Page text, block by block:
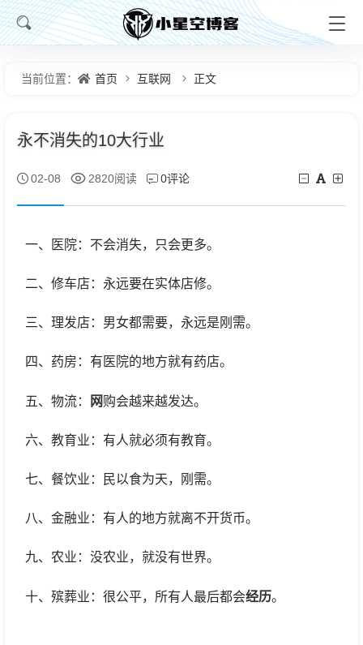
当前位置： 首页 互联网 正文
永不消失的10大行业
02-08 2820阅读 0评论
一、医院：不会消失，只会更多。
二、修车店：永远要在实体店修。
三、理发店：男女都需要，永远是刚需。
四、药房：有医院的地方就有药店。
五、物流： 网购会越来越发达。
六、教育业：有人就必须有教育。
七、餐饮业：民以食为天，刚需。
八、金融业：有人的地方就离不开货币。
九、农业：没农业，就没有世界。
十、殡葬业：很公平，所有人最后都会经历。